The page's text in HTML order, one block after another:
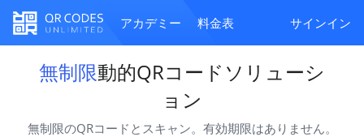
アカデミー 料金表 サインイン
無制限動的QRコードソリューシ
ョン
無制限のQRコードとスキャン。有効期限はありません。